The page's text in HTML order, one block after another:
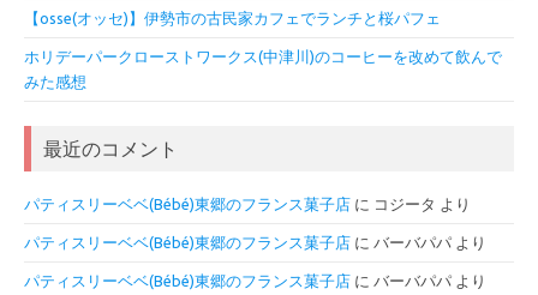
【osse(オッセ)】伊勢市の古民家カフェでランチと桜パフェ
ホリデーパークローストワークス(中津川)のコーヒーを改めて飲んで
みた感想
最近のコメント
パティスリーベベ(Bébé)東郷のフランス菓子店 に コジータ より
パティスリーベベ(Bébé)東郷のフランス菓子店 に バーバパパ より
パティスリーベベ(Bébé)東郷のフランス菓子店 に バーバパパ より